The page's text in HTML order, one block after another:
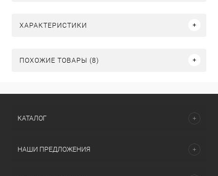
ХАРАКТЕРИСТИКИ
ПОХОЖИЕ ТОВАРЫ (8)
КАТАЛОГ
НАШИ ПРЕДЛОЖЕНИЯ